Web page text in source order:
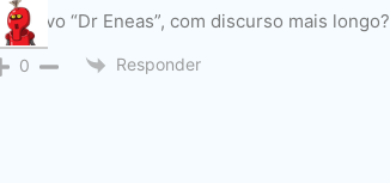
Um novo “Dr Eneas”, com discurso mais longo?
0 Responder